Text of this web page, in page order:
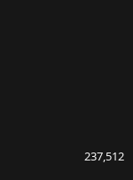
237,512